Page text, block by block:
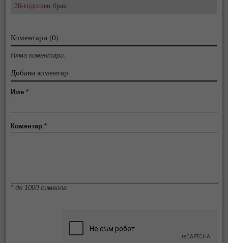
20-годишен брак
Коментари (0)
Няма коментари.
Добави коментар
Име*
Коментар*
* до 1000 символа